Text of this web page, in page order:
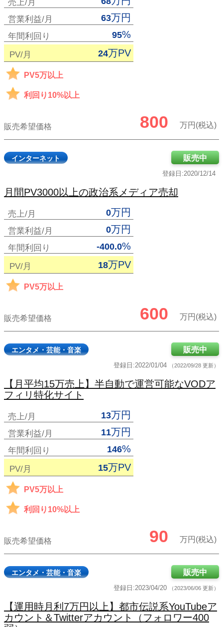
売上/月
営業利益/月 63万円
年間利回り 95%
PV/月 24万PV
PV5万以上
利回り10%以上
販売希望価格 800 万円(税込)
インターネット
登録日:2020/12/14
販売中
月間PV3000以上の政治系メディア売却
売上/月 0万円
営業利益/月 0万円
年間利回り -400.0%
PV/月 18万PV
PV5万以上
販売希望価格 600 万円(税込)
エンタメ・芸能・音楽
登録日:2022/01/04 （2022/09/28 更新）
販売中
【月平均15万売上】半自動で運営可能なVODア
フィリ特化サイト
売上/月 13万円
営業利益/月 11万円
年間利回り 146%
PV/月 15万PV
PV5万以上
利回り10%以上
販売希望価格 90 万円(税込)
エンタメ・芸能・音楽
登録日:2023/04/20 （2023/06/06 更新）
販売中
【運用時月利7万円以上】都市伝説系YouTubeア
カウント＆Twitterアカウント（フォロワー400